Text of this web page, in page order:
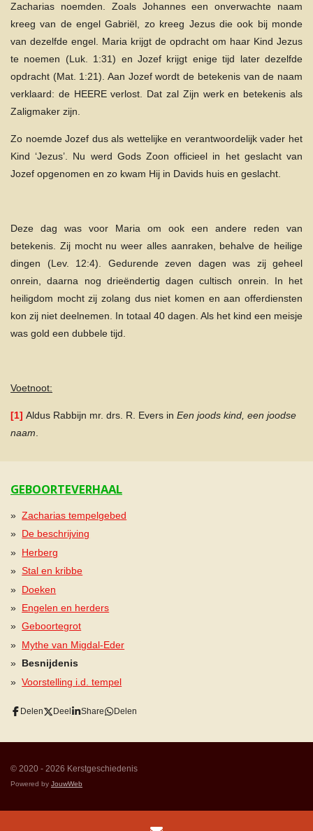
Zacharias noemden. Zoals Johannes een onverwachte naam
kreeg van de engel Gabriël, zo kreeg Jezus die ook bij monde
van dezelfde engel. Maria krijgt de opdracht om haar Kind Jezus
te noemen (Luk. 1:31) en Jozef krijgt enige tijd later dezelfde
opdracht (Mat. 1:21). Aan Jozef wordt de betekenis van de naam
verklaard: de HEERE verlost. Dat zal Zijn werk en betekenis als
Zaligmaker zijn.
Zo noemde Jozef dus als wettelijke en verantwoordelijk vader het
Kind ‘Jezus’. Nu werd Gods Zoon officieel in het geslacht van
Jozef opgenomen en zo kwam Hij in Davids huis en geslacht.
Deze dag was voor Maria om ook een andere reden van
betekenis. Zij mocht nu weer alles aanraken, behalve de heilige
dingen (Lev. 12:4). Gedurende zeven dagen was zij geheel
onrein, daarna nog drieëndertig dagen cultisch onrein. In het
heiligdom mocht zij zolang dus niet komen en aan offerdiensten
kon zij niet deelnemen. In totaal 40 dagen. Als het kind een meisje
was gold een dubbele tijd.
Voetnoot:
[1] Aldus Rabbijn mr. drs. R. Evers in Een joods kind, een joodse
naam
GEBOORTEVERHAAL
Zacharias tempelgebed
De beschrijving
Herberg
Stal en kribbe
Doeken
Engelen en herders
Geboortegrot
Mythe van Migdal-Eder
Besnijdenis
Voorstelling i.d. tempel
Delen Deel Share Delen
© 2020 - 2026 Kerstgeschiedenis
Powered by JouwWeb